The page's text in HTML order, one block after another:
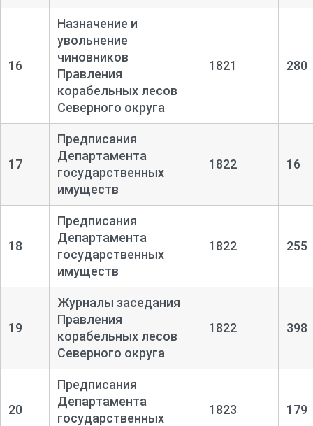
16
Назначение и
увольнение
чиновников
Правления
корабельных лесов
Северного округа
1821 280
17
Предписания
Департамента
государственных
имуществ
1822 16
18
Предписания
Департамента
государственных
имуществ
1822 255
19
Журналы заседания
Правления
корабельных лесов
Северного округа
1822 398
20
Предписания
Департамента
государственных
1823 179